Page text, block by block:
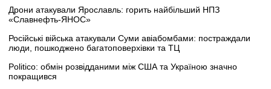
Дрони атакували Ярославль: горить найбільший НПЗ
«Славнефть-ЯНОС»
Російські війська атакували Суми авіабомбами: постраждали
люди, пошкоджено багатоповерхівки та ТЦ
Politico: обмін розвідданими між США та Україною значно
покращився